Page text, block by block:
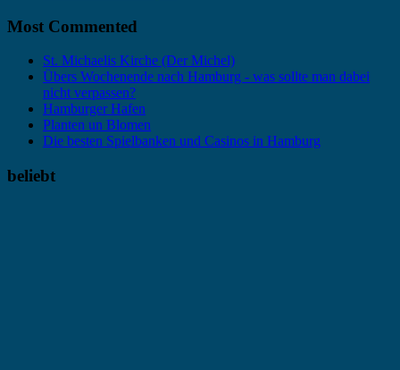
Most Commented
St. Michaelis Kirche (Der Michel)
Übers Wochenende nach Hamburg - was sollte man dabei
nicht verpassen?
Hamburger Hafen
Planten un Blomen
Die besten Spielbanken und Casinos in Hamburg
beliebt